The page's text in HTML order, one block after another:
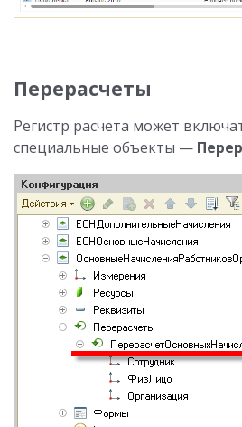
Перерасчеты
Регистр расчета может
специальные объекты —